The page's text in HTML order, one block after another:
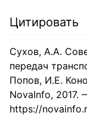
Цитировать
Сухов, А.А.
передач
Попов, И.Е.
NovaInfo,
https://